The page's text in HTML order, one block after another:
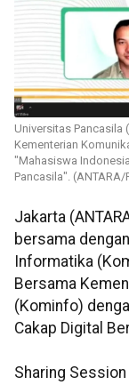
Universitas Pancasila
Kementerian
"Mahasiswa
Pancasila".
Jakarta
bersama
Informatika
Bersama
(Kominfo)
Cakap Digital
Sharing